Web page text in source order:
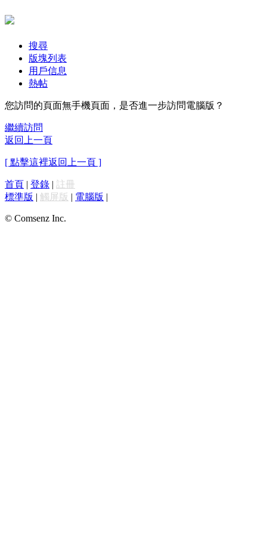
搜尋
版塊列表
用戶信息
熱帖
您訪問的頁面無手機頁面，是否進一步訪問電腦版？
繼續訪問
返回上一頁
[ 點擊這裡返回上一頁 ]
首頁 | 登錄 | 註冊
標準版 | 觸屏版 | 電腦版 |
© Comsenz Inc.